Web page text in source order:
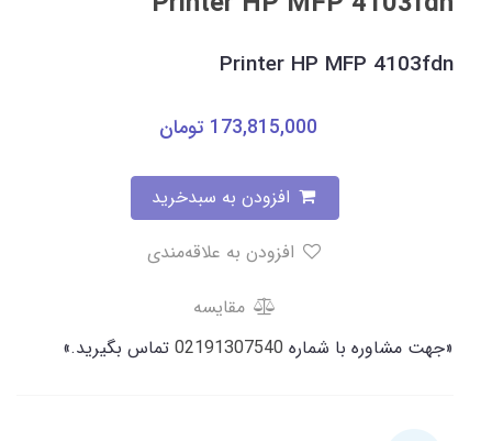
Printer HP MFP 4103fdn
173,815,000 تومان
مقایسه
«جهت مشاوره با شماره 02191307540 تماس بگیرید.»